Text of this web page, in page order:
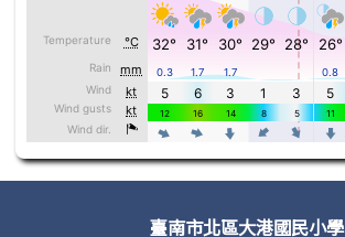
頁尾區域內容臺南市北區大港國民小學